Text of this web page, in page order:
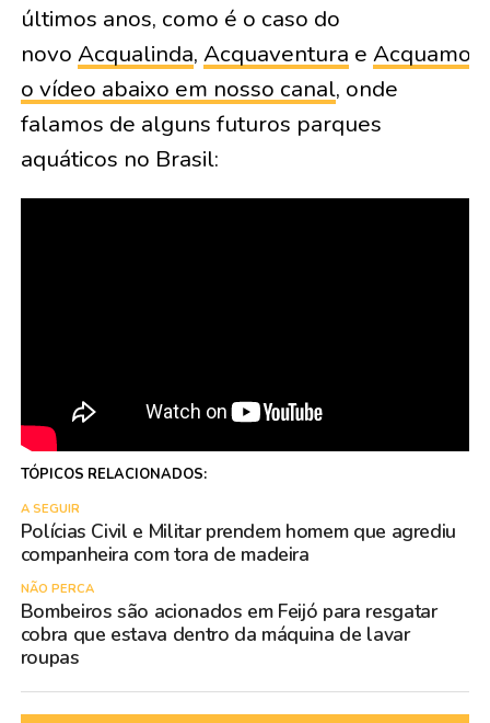
últimos anos, como é o caso do
novo Acqualinda, Acquaventura e
o vídeo abaixo em nosso canal, onde
falamos de alguns futuros parques
aquáticos no Brasil:
TÓPICOS RELACIONADOS:
A SEGUIR
Polícias Civil e Militar prendem homem que agrediu
companheira com tora de madeira
NÃO PERCA
Bombeiros são acionados em Feijó para resgatar
cobra que estava dentro da máquina de lavar
roupas